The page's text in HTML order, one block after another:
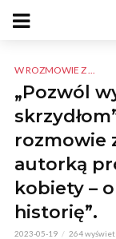
W ROZMOWIE Z ...
„Pozwól
rozmowie
autorką
kobiety –
historię”.
2023-05-19 264